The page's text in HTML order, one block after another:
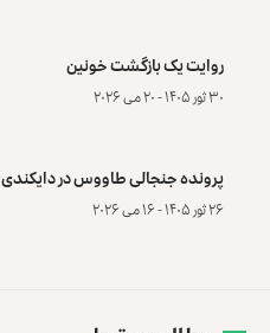
روایت یک بازگشت خونین
۳۰ ثور ۱۴۰۵ - ۲۰ می ۲۰۲۶
پرونده‌ جنجالی طاووس در دایکندی
۲۶ ثور ۱۴۰۵ - ۱۶ می ۲۰۲۶